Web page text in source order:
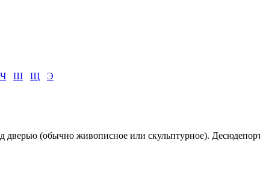
Ч Ш Щ Э
дверью (обычно живописное или скульптурное).